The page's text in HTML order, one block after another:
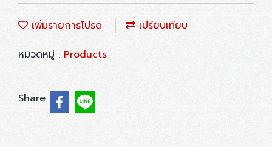
เพิ่มรายการโปรด
เปรียบเทียบ
หมวดหมู่ : Products
Share